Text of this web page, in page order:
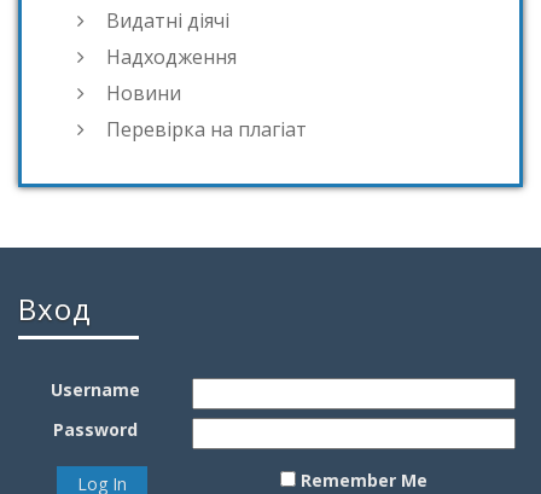
Видатні діячі
Надходження
Новини
Перевірка на плагіат
Вход
Username
Password
Remember Me